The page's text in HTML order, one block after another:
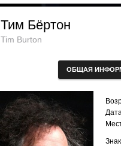
Тим Бёртон
Tim Burton
ОБЩАЯ